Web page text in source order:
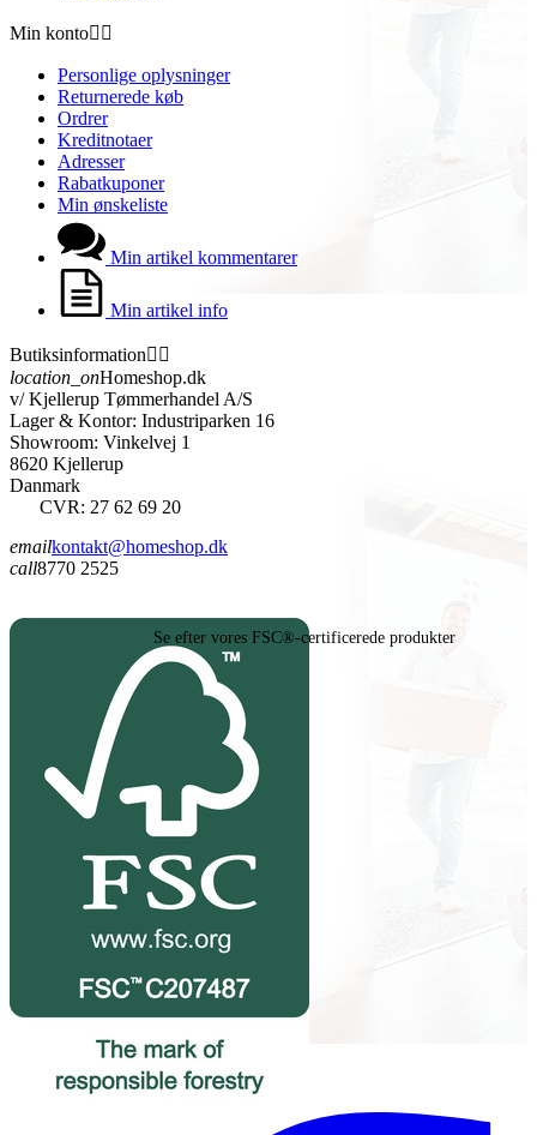
Min konto 
Personlige oplysninger
Returnerede køb
Ordrer
Kreditnotaer
Adresser
Rabatkuponer
Min ønskeliste
Min artikel kommentarer
Min artikel info
Butiksinformation 
location_onHomeshop.dk
v/ Kjellerup Tømmerhandel A/S
Lager & Kontor: Industriparken 16
Showroom: Vinkelvej 1
8620 Kjellerup
Danmark
CVR: 27 62 69 20
emailkontakt@homeshop.dk
call8770 2525
Se efter vores FSC®-certificerede produkter